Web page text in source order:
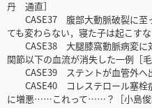
丹 通直］
CASE37 腹部大動脈破裂に至
ても変わらない，寝た子は起こす
CASE38 大腿膝窩動脈病変に
関節以下の血流が消失した一例［毛
CASE39 ステントが血管外へ
CASE40 コレステロール塞栓
に増悪……これって……？［小島俊